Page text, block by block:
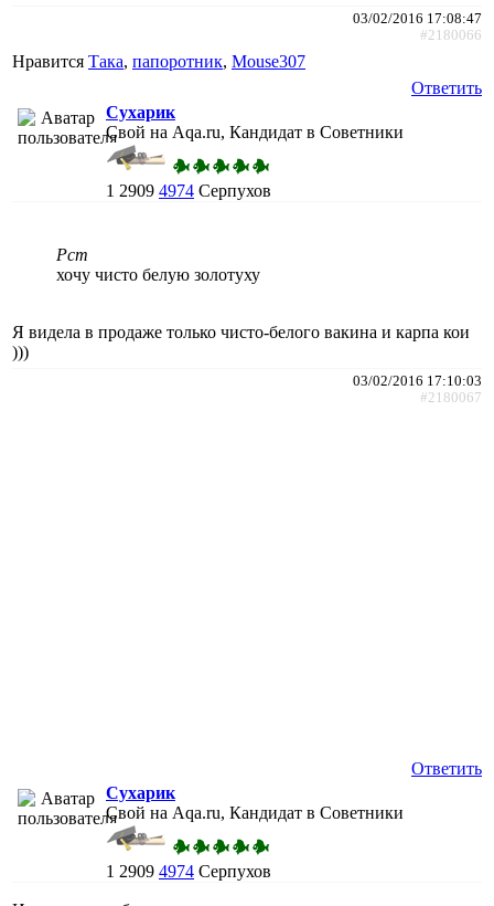
03/02/2016 17:08:47
#2180066
Нравится Така, папоротник, Mouse307
Ответить
Сухарик
Свой на Aqa.ru, Кандидат в Советники
1 2909 4974 Серпухов
Рст
хочу чисто белую золотуху
Я видела в продаже только чисто-белого вакина и карпа кои
)))
03/02/2016 17:10:03
#2180067
Ответить
Сухарик
Свой на Aqa.ru, Кандидат в Советники
1 2909 4974 Серпухов